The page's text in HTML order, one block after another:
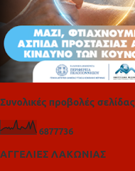
Συνολικές προβολές σελίδας
6877736
ΑΓΓΕΛΙΕΣ ΛΑΚΩΝΙΑΣ